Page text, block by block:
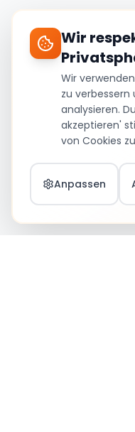
Wir
Wir
zu
analysieren.
akzeptieren'
von Cookies
Anpassen